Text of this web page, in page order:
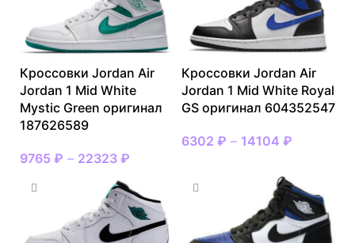
Кроссовки Jordan Air
Jordan 1 Mid White
Mystic Green оригинал
187626589
9765 ₽ – 22323 ₽
Кроссовки Jordan Air
Jordan 1 Mid White Royal
GS оригинал 604352547
6302 ₽ – 14104 ₽